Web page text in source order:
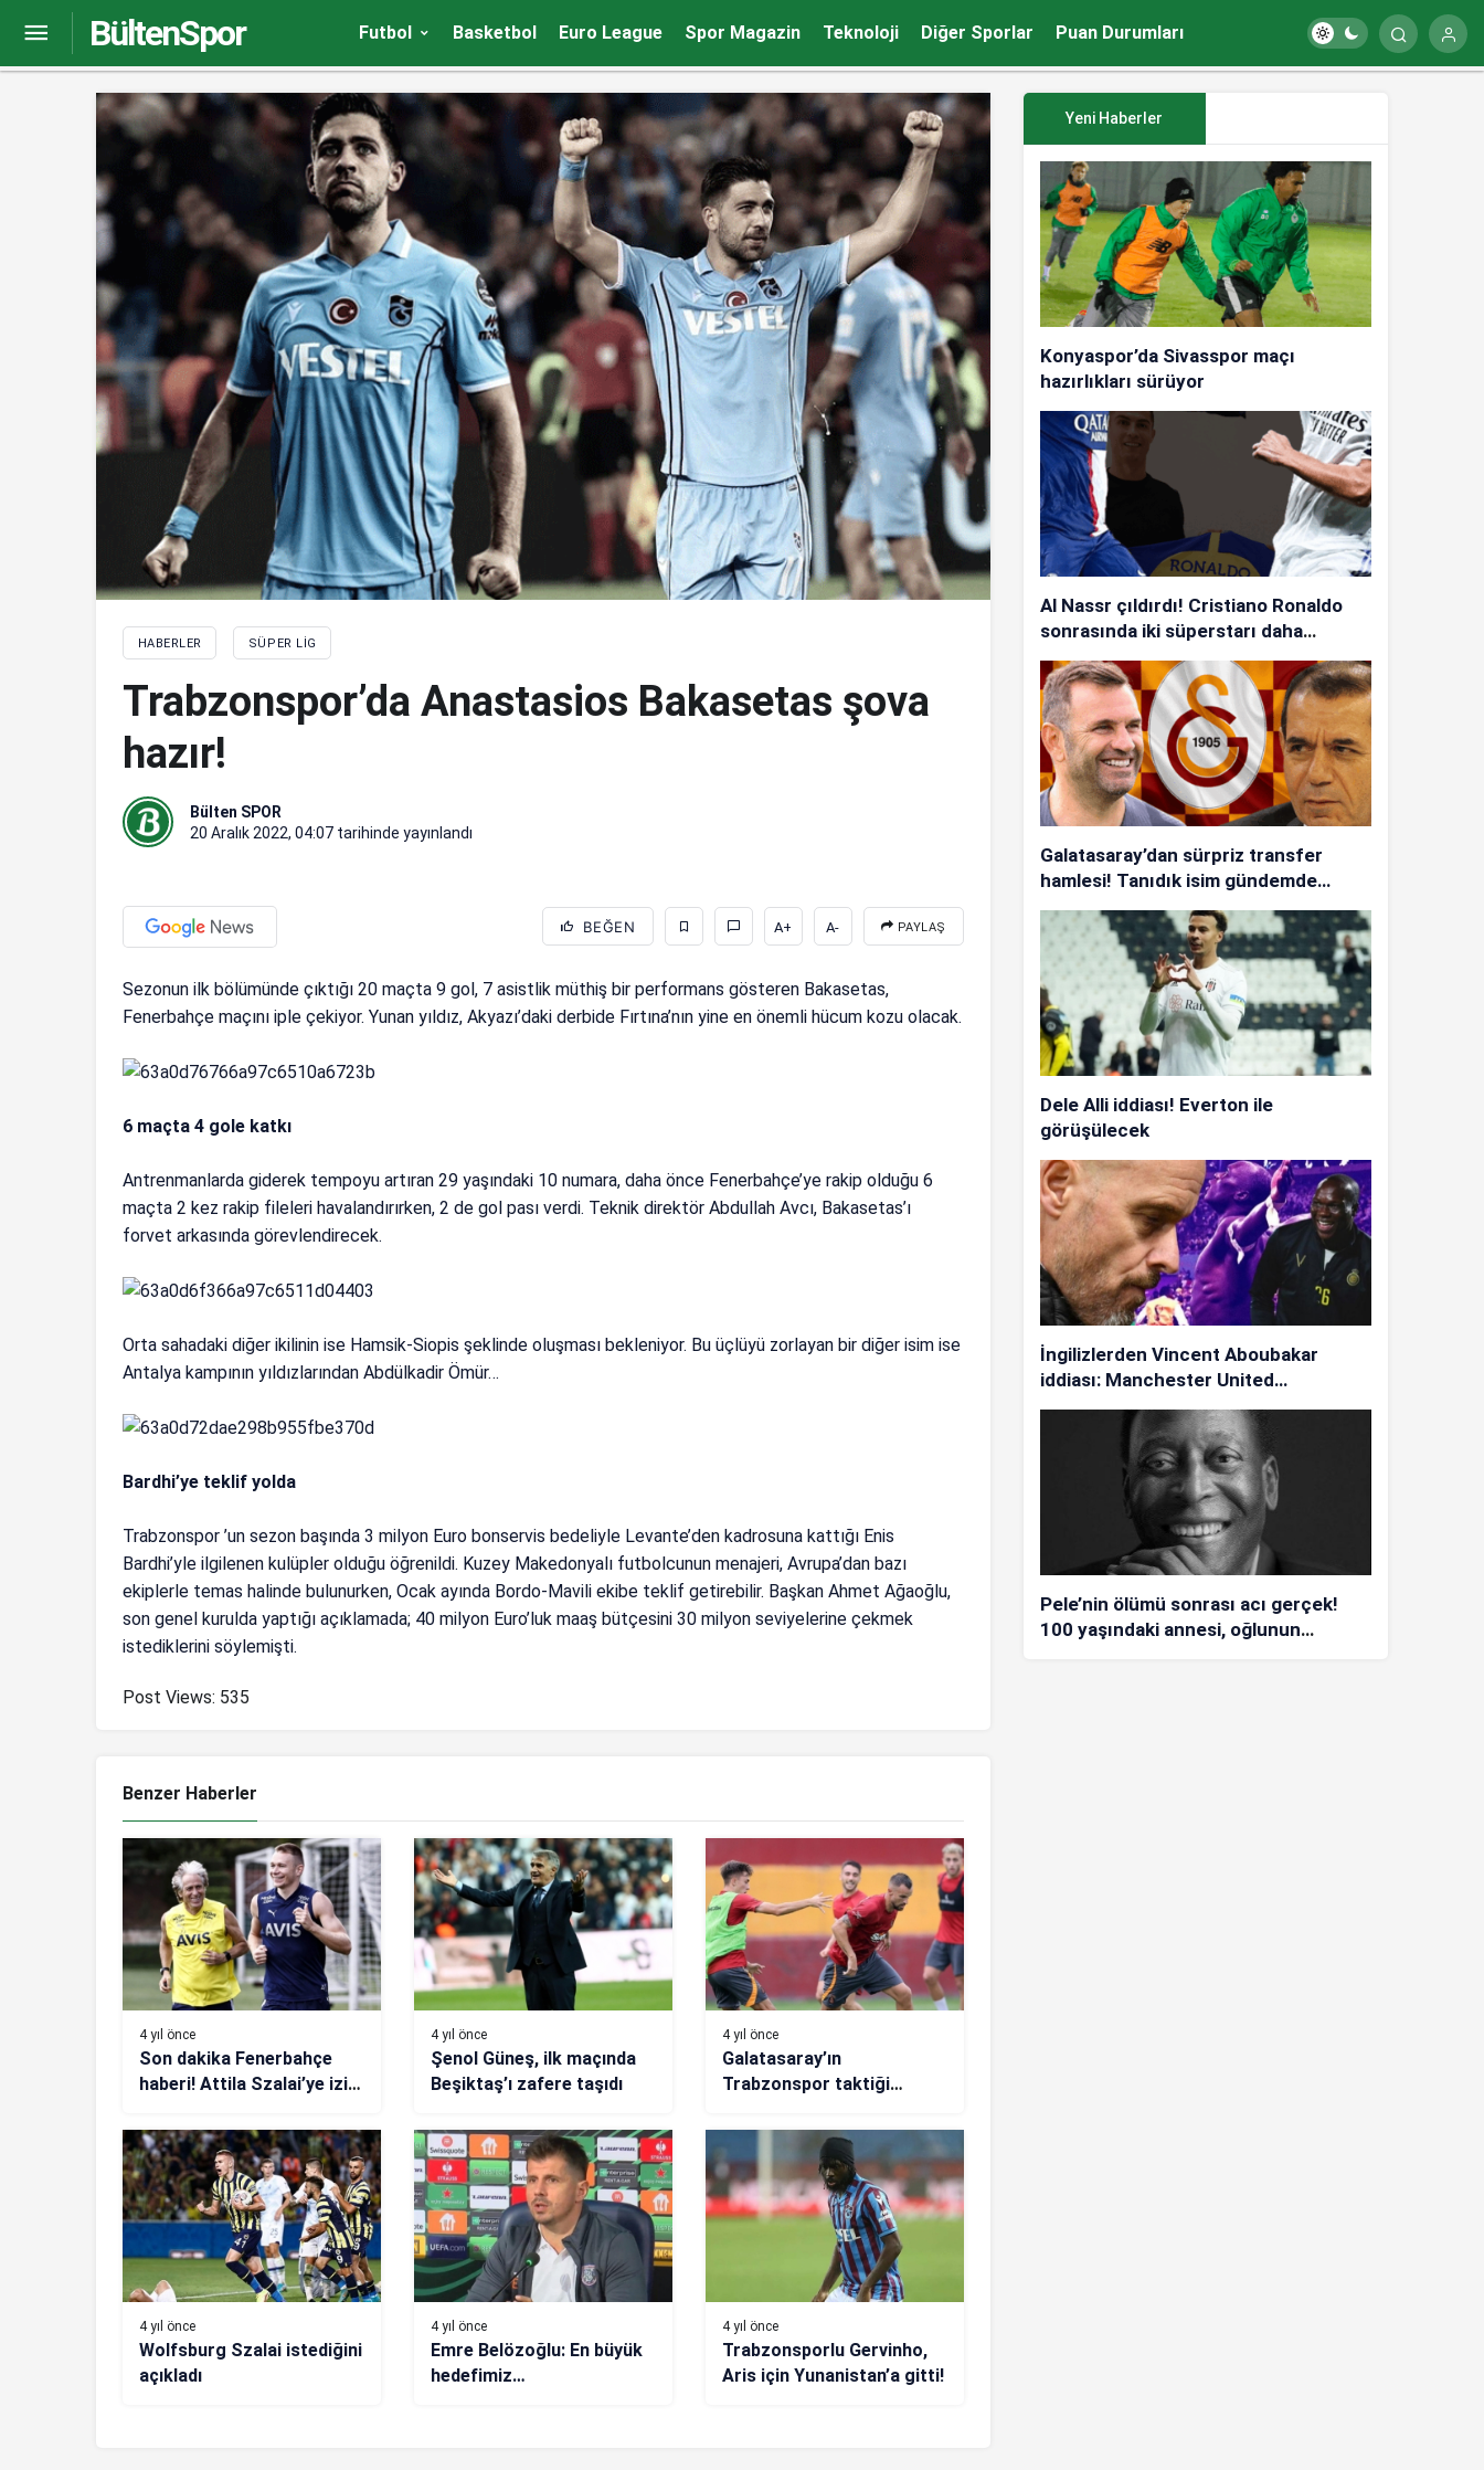
BültenSpor Futbol Basketbol Euro League Spor Magazin Teknoloji Diğer Sporlar Puan Durumları
HABERLER SÜPER LIG
Trabzonspor’da Anastasios Bakasetas şova
hazır!
Bülten SPOR
20 Aralık 2022, 04:07 tarihinde yayınlandı
BEĞEN A+ A- PAYLAŞ
Sezonun ilk bölümünde çıktığı 20 maçta 9 gol, 7 asistlik müthiş bir performans gösteren Bakasetas,
Fenerbahçe maçını iple çekiyor. Yunan yıldız, Akyazı’daki derbide Fırtına’nın yine en önemli hücum kozu olacak.
6 maçta 4 gole katkı
Antrenmanlarda giderek tempoyu artıran 29 yaşındaki 10 numara, daha önce Fenerbahçe’ye rakip olduğu 6
maçta 2 kez rakip fileleri havalandırırken, 2 de gol pası verdi. Teknik direktör Abdullah Avcı, Bakasetas’ı
forvet arkasında görevlendirecek.
Orta sahadaki diğer ikilinin ise Hamsik-Siopis şeklinde oluşması bekleniyor. Bu üçlüyü zorlayan bir diğer isim ise
Antalya kampının yıldızlarından Abdülkadir Ömür…
Bardhi’ye teklif yolda
Trabzonspor ’un sezon başında 3 milyon Euro bonservis bedeliyle Levante’den kadrosuna kattığı Enis
Bardhi’yle ilgilenen kulüpler olduğu öğrenildi. Kuzey Makedonyalı futbolcunun menajeri, Avrupa’dan bazı
ekiplerle temas halinde bulunurken, Ocak ayında Bordo-Mavili ekibe teklif getirebilir. Başkan Ahmet Ağaoğlu,
son genel kurulda yaptığı açıklamada; 40 milyon Euro’luk maaş bütçesini 30 milyon seviyelerine çekmek
istediklerini söylemişti.
Post Views: 535
Benzer Haberler
4 yıl önce
Son dakika Fenerbahçe
haberi! Attila Szalai’ye izin
4 yıl önce
Şenol Güneş, ilk maçında
Beşiktaş’ı zafere taşıdı
4 yıl önce
Galatasaray’ın
Trabzonspor taktiği
4 yıl önce
Wolfsburg Szalai istediğini
açıkladı
4 yıl önce
Emre Belözoğlu: En büyük
hedefimiz…
4 yıl önce
Trabzonsporlu Gervinho,
Aris için Yunanistan’a gitti!
Yeni Haberler
Konyaspor’da Sivasspor maçı
hazırlıkları sürüyor
Al Nassr çıldırdı! Cristiano Ronaldo
sonrasında iki süperstarı daha
istiyorlar…
Galatasaray’dan sürpriz transfer
hamlesi! Tanıdık isim gündemde…
Dele Alli iddiası! Everton ile
görüşülecek
İngilizlerden Vincent Aboubakar
iddiası: Manchester United…
Pele’nin ölümü sonrası acı gerçek!
100 yaşındaki annesi, oğlunun
Fenerbahçeli İsmail Yüksek’ten, Jorge Jesus sözleri!